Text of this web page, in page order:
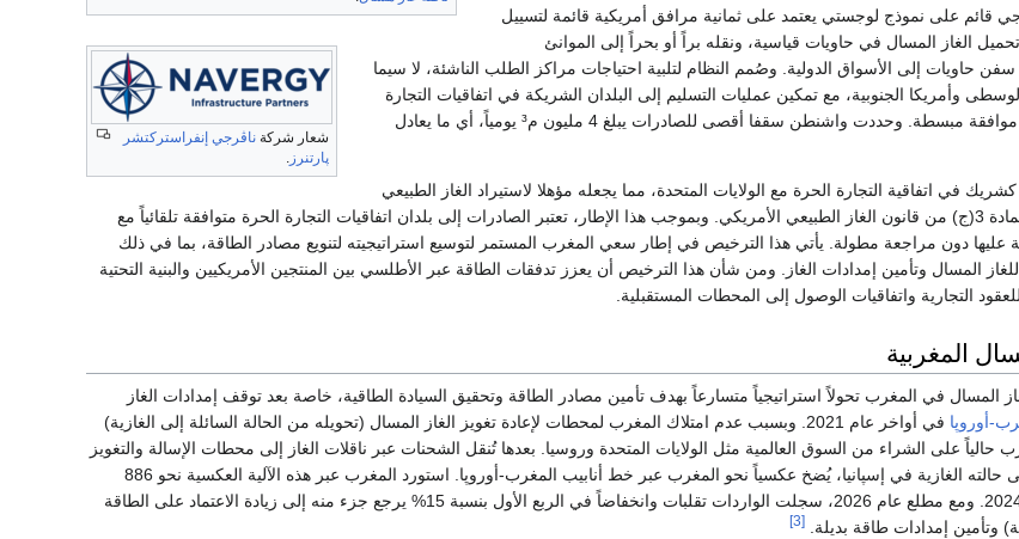
شعار شركة ناڤرجي إنفراستركتشر
پارتنرز .
قائم على نموذج لوجستي يعتمد على ثمانية مرافق أمريكية قائمة لتسييل
الغاز المسال في حاويات قياسية، ونقله براً أو بحراً إلى الموانئ
حاويات إلى الأسواق الدولية. وصُمم النظام لتلبية احتياجات مراكز الطلب الناشئة، لا سيما
وأمريكا الجنوبية، مع تمكين عمليات التسليم إلى البلدان الشريكة في اتفاقيات التجارة
الحرة، مثل المغرب، بشروط موافقة مبسطة. وحددت واشنطن سقفا أقصى للصادرات يبلغ 4 مليون م³ يومياً، أي ما يعادل
في اتفاقية التجارة الحرة مع الولايات المتحدة، مما يجعله مؤهلا لاستيراد الغاز الطبيعي
المسال عبر الشحن بموجب المادة 3(ج) من قانون الغاز الطبيعي الأمريكي. وبموجب هذا الإطار، تعتبر الصادرات إلى بلدان اتفاقيات التجارة الحرة متوافقة تلقائياً مع
عليها دون مراجعة مطولة. يأتي هذا الترخيص في إطار سعي المغرب المستمر لتوسيع استراتيجيته لتنويع مصادر الطاقة، بما في ذلك
للغاز المسال وتأمين إمدادات الغاز. ومن شأن هذا الترخيص أن يعزز تدفقات الطاقة عبر الأطلسي بين المنتجين الأمريكيين والبنية التحتية
للعقود التجارية واتفاقيات الوصول إلى المحطات المستقبلية.
المغربية
المسال في المغرب تحولاً استراتيجياً متسارعاً بهدف تأمين مصادر الطاقة وتحقيق السيادة الطاقية، خاصة بعد توقف إمدادات الغاز
أوروپا
في أواخر عام 2021. وبسبب عدم امتلاك المغرب لمحطات لإعادة تغويز الغاز المسال (تحويله من الحالة السائلة إلى الغازية)
حالياً على الشراء من السوق العالمية مثل الولايات المتحدة وروسيا. بعدها تُنقل الشحنات عبر ناقلات الغاز إلى محطات الإسالة والتغويز
. بعد تحويل الغاز إلى حالته الغازية في إسپانيا، يُضخ عكسياً نحو المغرب عبر خط أنابيب المغرب-أوروپا. استورد المغرب عبر هذه الآلية العكسية نحو 886
مليون م³ من الغاز خلال عام 2024. ومع مطلع عام 2026، سجلت الواردات تقلبات وانخفاضاً في الربع الأول بنسبة 15% يرجع جزء منه إلى زيادة الاعتماد على الطاقة
وتأمين إمدادات طاقة بديلة. [3]